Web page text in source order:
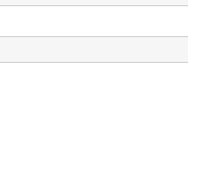
詳しくみる 詳し